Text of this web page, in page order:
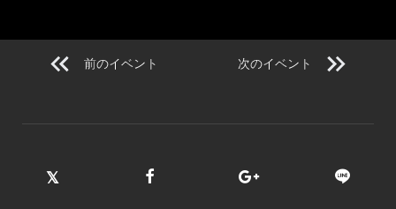
前のイベント 次のイベント